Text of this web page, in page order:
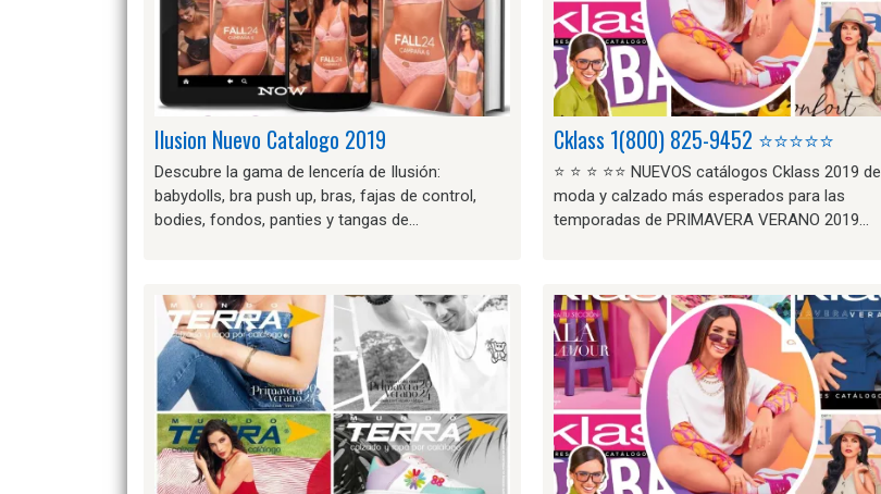
Ilusion Nuevo Catalogo 2019
Descubre la gama de lencería de Ilusión:
babydolls, bra push up, bras, fajas de control,
bodies, fondos, panties y tangas de…
Cklass 1(800) 825-9452 ⭐⭐⭐⭐⭐
⭐ ⭐ ⭐ ⭐⭐ NUEVOS catálogos Cklass 2019 de
moda y calzado más esperados para las
temporadas de PRIMAVERA VERANO 2019…